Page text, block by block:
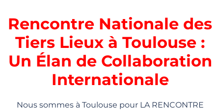
Rencontre Nationale des
Tiers Lieux à Toulouse :
Un Élan de Collaboration
Internationale
Nous sommes à Toulouse pour LA RENCONTRE